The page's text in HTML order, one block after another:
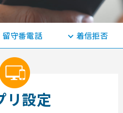
留守番電話 着信拒否
リ設定